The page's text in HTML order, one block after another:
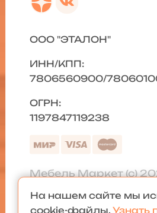
ООО "ЭТАЛОН"
ИНН/КПП:
7806560900/
ОГРН:
1197847119238
Мебель Маркет (с)
Политика
На нашем сайте мы
cookie-файлы. Узнать